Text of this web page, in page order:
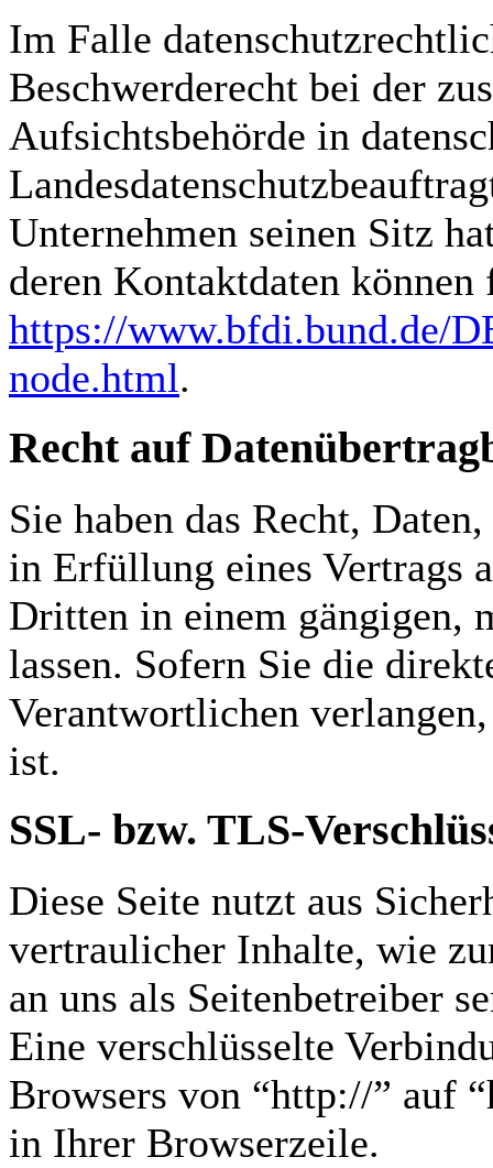
Im Falle
Beschwerderecht bei der
Aufsichtsbehörde in
Unternehmen seinen Sitz
deren Kontaktdaten
https://www.bfdi.bund.de/
node.html.
Recht auf
Sie haben das Recht,
in Erfüllung eines Vertrags
Dritten in einem gängigen,
lassen. Sofern Sie die
Verantwortlichen
ist.
SSL- bzw. TLS-
Diese Seite nutzt aus
vertraulicher Inhalte, wie
an uns als Seitenbetreiber
Eine verschlüsselte
Browsers von “http://” auf
in Ihrer Browserzeile.